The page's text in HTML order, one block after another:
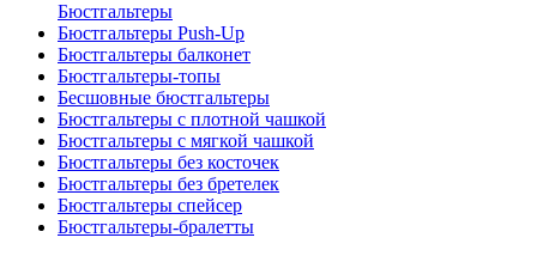
Бюстгальтеры
Бюстгальтеры Push-Up
Бюстгальтеры балконет
Бюстгальтеры-топы
Бесшовные бюстгальтеры
Бюстгальтеры с плотной чашкой
Бюстгальтеры с мягкой чашкой
Бюстгальтеры без косточек
Бюстгальтеры без бретелек
Бюстгальтеры спейсер
Бюстгальтеры-бралетты